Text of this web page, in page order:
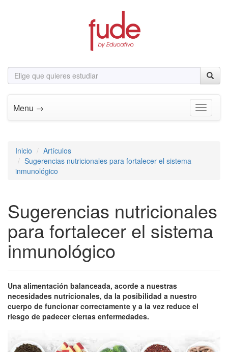
Menu → Toggle
Inicio
Artículos
Sugerencias nutricionales para fortalecer el sistema
inmunológico
Sugerencias nutricionales
para fortalecer el sistema
inmunológico
Una alimentación balanceada, acorde a nuestras
necesidades nutricionales, da la posibilidad a nuestro
cuerpo de funcionar correctamente y a la vez reduce el
riesgo de padecer ciertas enfermedades.